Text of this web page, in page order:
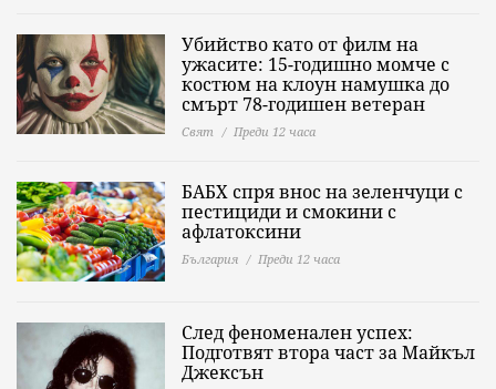
Убийство като от филм на
ужасите: 15-годишно момче с
костюм на клоун намушка до
смърт 78-годишен ветеран
Свят Преди 12 часа
БАБХ спря внос на зеленчуци с
пестициди и смокини с
афлатоксини
България Преди 12 часа
След феноменален успех:
Подготвят втора част за Майкъл
Джексън